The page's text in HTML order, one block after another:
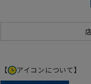
【 アイコンについて】